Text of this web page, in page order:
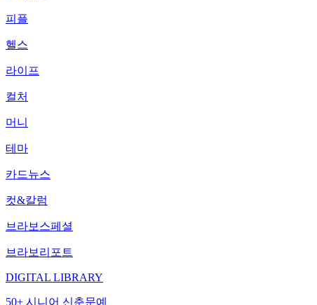
피플
헬스
라이프
컬처
머니
테마
카드뉴스
컷&칼럼
브라보스페셜
브라보리포트
DIGITAL LIBRARY
50+ 시니어 신춘문예